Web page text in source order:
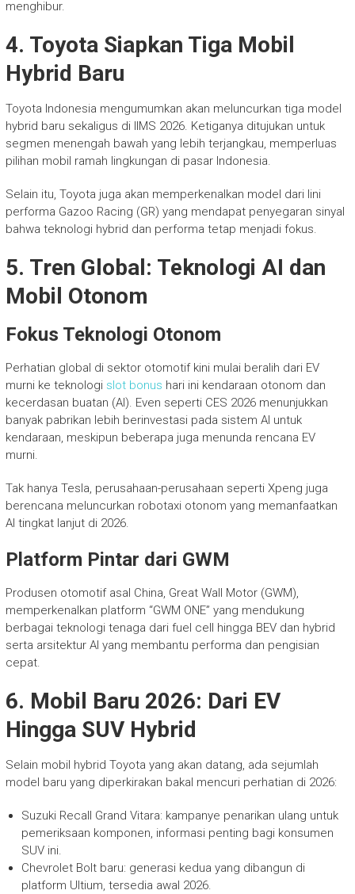
menghibur.
4. Toyota Siapkan Tiga Mobil
Hybrid Baru
Toyota Indonesia mengumumkan akan meluncurkan tiga model
hybrid baru sekaligus di IIMS 2026. Ketiganya ditujukan untuk
segmen menengah bawah yang lebih terjangkau, memperluas
pilihan mobil ramah lingkungan di pasar Indonesia.
Selain itu, Toyota juga akan memperkenalkan model dari lini
performa Gazoo Racing (GR) yang mendapat penyegaran sinyal
bahwa teknologi hybrid dan performa tetap menjadi fokus.
5. Tren Global: Teknologi AI dan
Mobil Otonom
Fokus Teknologi Otonom
Perhatian global di sektor otomotif kini mulai beralih dari EV
murni ke teknologi slot bonus hari ini kendaraan otonom dan
kecerdasan buatan (AI). Even seperti CES 2026 menunjukkan
banyak pabrikan lebih berinvestasi pada sistem AI untuk
kendaraan, meskipun beberapa juga menunda rencana EV
murni.
Tak hanya Tesla, perusahaan-perusahaan seperti Xpeng juga
berencana meluncurkan robotaxi otonom yang memanfaatkan
AI tingkat lanjut di 2026.
Platform Pintar dari GWM
Produsen otomotif asal China, Great Wall Motor (GWM),
memperkenalkan platform “GWM ONE” yang mendukung
berbagai teknologi tenaga dari fuel cell hingga BEV dan hybrid
serta arsitektur AI yang membantu performa dan pengisian
cepat.
6. Mobil Baru 2026: Dari EV
Hingga SUV Hybrid
Selain mobil hybrid Toyota yang akan datang, ada sejumlah
model baru yang diperkirakan bakal mencuri perhatian di 2026:
Suzuki Recall Grand Vitara: kampanye penarikan ulang untuk
pemeriksaan komponen, informasi penting bagi konsumen
SUV ini.
Chevrolet Bolt baru: generasi kedua yang dibangun di
platform Ultium, tersedia awal 2026.